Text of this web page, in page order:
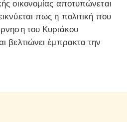
οικονομίας αποτυπώνεται
πως η πολιτική που
του Κυριάκου
βελτιώνει έμπρακτα την